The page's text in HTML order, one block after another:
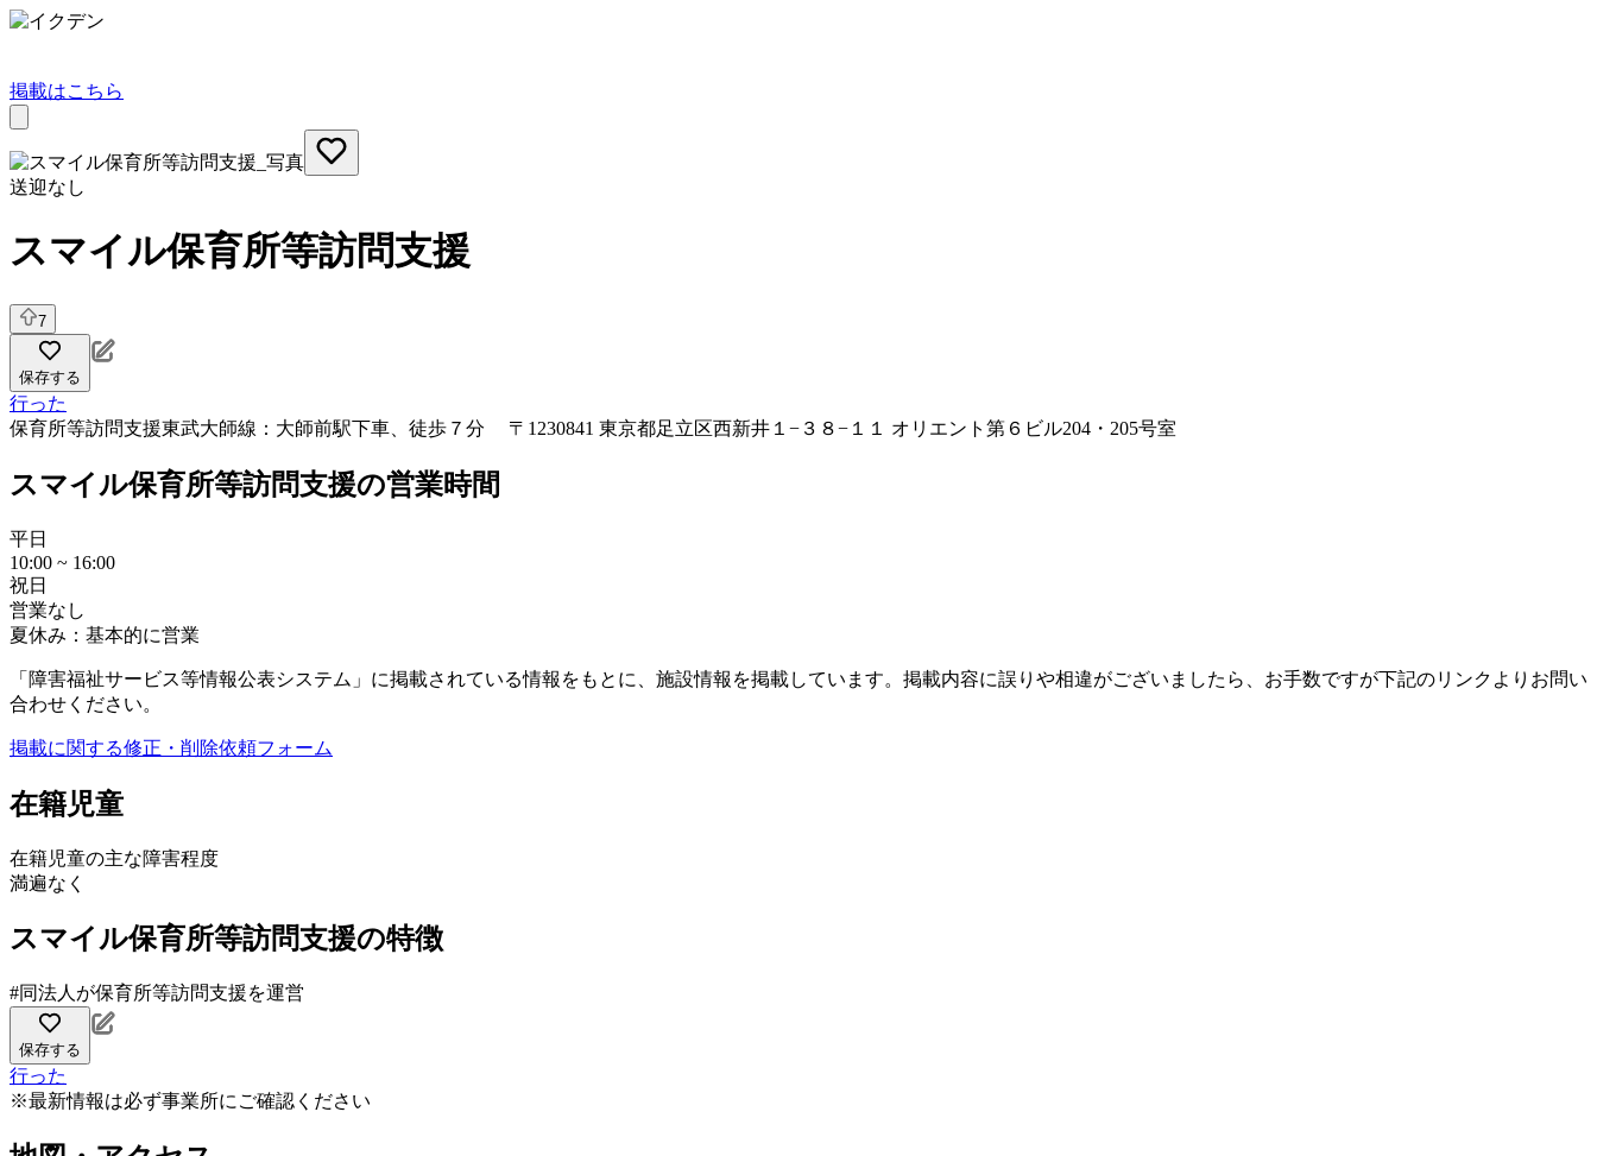
掲載はこちら
送迎なし
スマイル保育所等訪問支援
7
保存する
行った
保育所等訪問支援東武大師線：大師前駅下車、徒歩７分 〒1230841 東京都足立区西新井１−３８−１１ オリエント第６ビル204・205号室
スマイル保育所等訪問支援の営業時間
平日
10:00 ~ 16:00
祝日
営業なし
夏休み：基本的に営業
「障害福祉サービス等情報公表システム」に掲載されている情報をもとに、施設情報を掲載しています。掲載内容に誤りや相違がございましたら、お手数ですが下記のリンクよりお問い
合わせください。
掲載に関する修正・削除依頼フォーム
在籍児童
在籍児童の主な障害程度
満遍なく
スマイル保育所等訪問支援の特徴
#同法人が保育所等訪問支援を運営
保存する
行った
※最新情報は必ず事業所にご確認ください